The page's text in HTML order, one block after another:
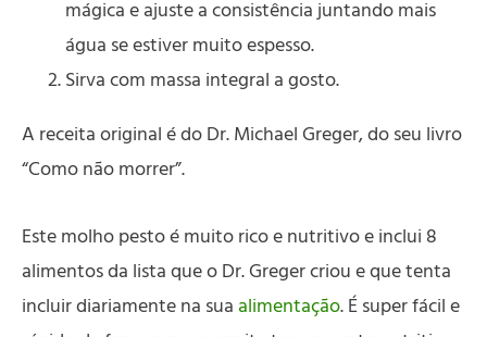
mágica e ajuste a consistência juntando mais
água se estiver muito espesso.
Sirva com massa integral a gosto.
A receita original é do Dr. Michael Greger, do seu livro
“Como não morrer”.
Este molho pesto é muito rico e nutritivo e inclui 8
alimentos da lista que o Dr. Greger criou e que tenta
incluir diariamente na suaalimentação. É super fácil e